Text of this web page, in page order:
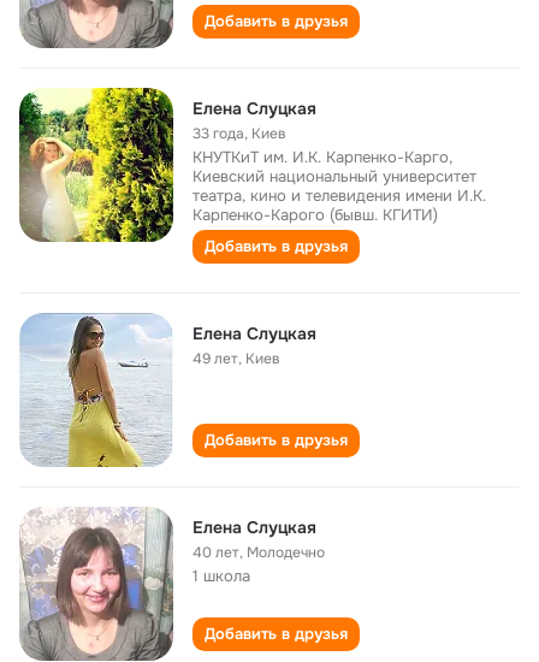
Добавить в друзья
Елена Слуцкая
33 года, Киев
КНУТКиТ им. И.К. Карпенко-Карго,
Киевский национальный университет
театра, кино и телевидения имени И.К.
Карпенко-Карого (бывш. КГИТИ)
Добавить в друзья
Елена Слуцкая
49 лет, Киев
Добавить в друзья
Елена Слуцкая
40 лет, Молодечно
1 школа
Добавить в друзья